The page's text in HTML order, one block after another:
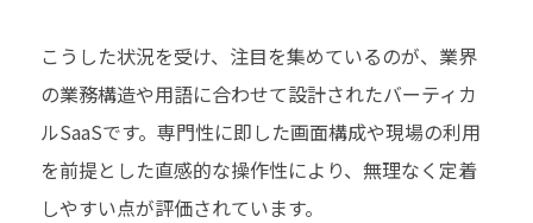
こうした状況を受け、注目を集めているのが、業界
の業務構造や用語に合わせて設計されたバーティカ
ルSaaSです。専門性に即した画面構成や現場の利用
を前提とした直感的な操作性により、無理なく定着
しやすい点が評価されています。